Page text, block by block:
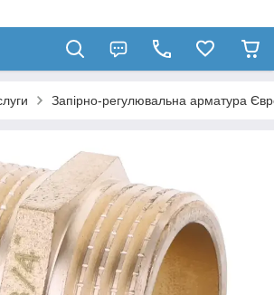
Запірно-регулювальна арматура